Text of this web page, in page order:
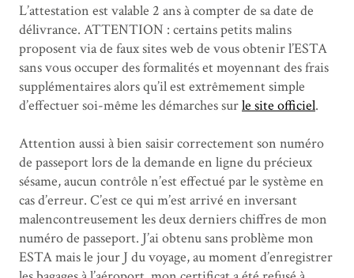
L’attestation est valable 2 ans à compter de sa date de
délivrance. ATTENTION : certains petits malins
proposent via de faux sites web de vous obtenir l’ESTA
sans vous occuper des formalités et moyennant des frais
supplémentaires alors qu’il est extrêmement simple
d’effectuer soi-même les démarches surle site officiel.
Attention aussi à bien saisir correctement son numéro
de passeport lors de la demande en ligne du précieux
sésame, aucun contrôle n’est effectué par le système en
cas d’erreur. C’est ce qui m’est arrivé en inversant
malencontreusement les deux derniers chiffres de mon
numéro de passeport. J’ai obtenu sans problème mon
ESTA mais le jour J du voyage, au moment d’enregistrer